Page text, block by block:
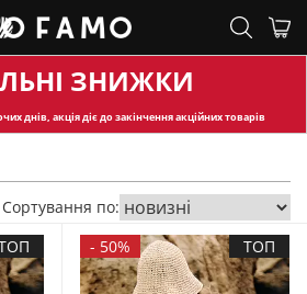
ЗНИЖКИ
днів, акція діє до закінчення акційних товарів
Сортування по:
- 50% ТОП